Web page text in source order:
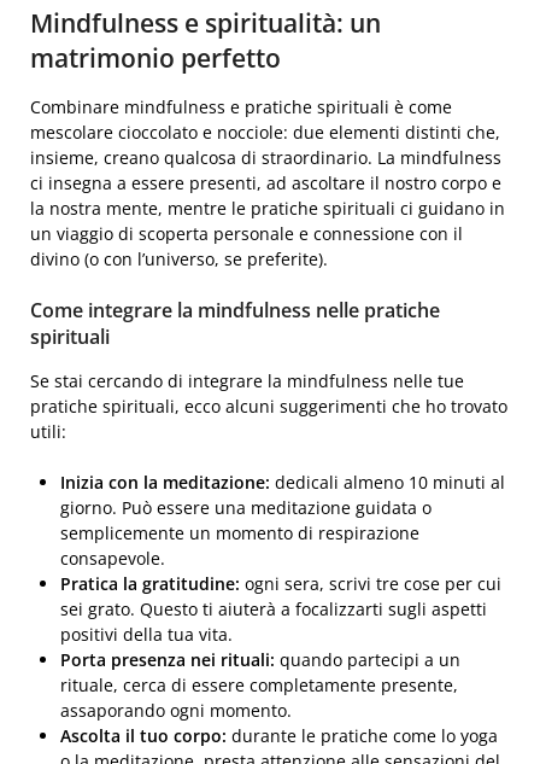
Mindfulness e spiritualità: un
matrimonio perfetto
Combinare mindfulness e pratiche spirituali è come
mescolare cioccolato e nocciole: due elementi distinti che,
insieme, creano qualcosa di straordinario. La mindfulness
ci insegna a essere presenti, ad ascoltare il nostro corpo e
la nostra mente, mentre le pratiche spirituali ci guidano in
un viaggio di scoperta personale e connessione con il
divino (o con l’universo, se preferite).
Come integrare la mindfulness nelle pratiche
spirituali
Se stai cercando di integrare la mindfulness nelle tue
pratiche spirituali, ecco alcuni suggerimenti che ho trovato
utili:
Inizia con la meditazione: dedicali almeno 10 minuti al
giorno. Può essere una meditazione guidata o
semplicemente un momento di respirazione
consapevole.
Pratica la gratitudine: ogni sera, scrivi tre cose per cui
sei grato. Questo ti aiuterà a focalizzarti sugli aspetti
positivi della tua vita.
Porta presenza nei rituali: quando partecipi a un
rituale, cerca di essere completamente presente,
assaporando ogni momento.
Ascolta il tuo corpo: durante le pratiche come lo yoga